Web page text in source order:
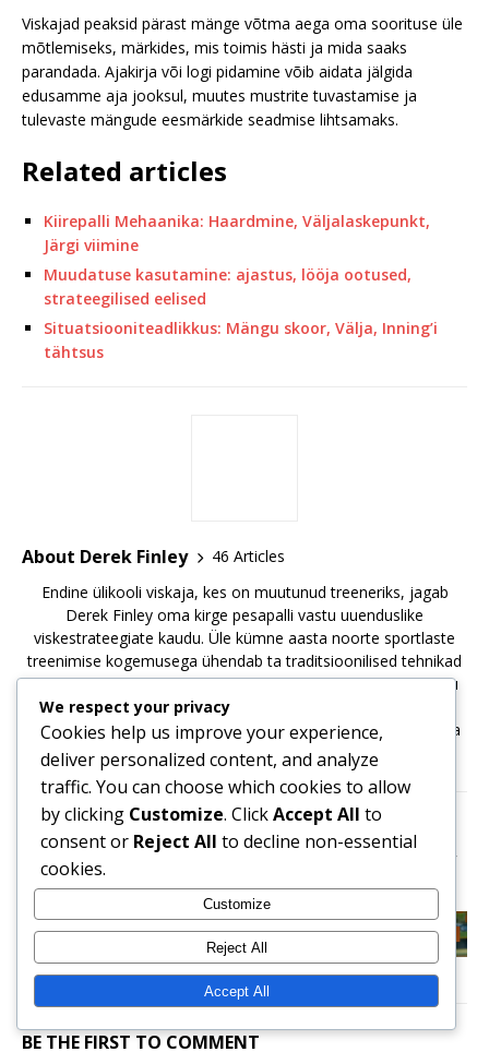
Viskajad peaksid pärast mänge võtma aega oma soorituse üle
mõtlemiseks, märkides, mis toimis hästi ja mida saaks
parandada. Ajakirja või logi pidamine võib aidata jälgida
edusamme aja jooksul, muutes mustrite tuvastamise ja
tulevaste mängude eesmärkide seadmise lihtsamaks.
Related articles
Kiirepalli Mehaanika: Haardmine, Väljalaskepunkt,
Järgi viimine
Muudatuse kasutamine: ajastus, lööja ootused,
strateegilised eelised
Situatsiooniteadlikkus: Mängu skoor, Välja, Inning’i
tähtsus
About Derek Finley
46 Articles
Endine ülikooli viskaja, kes on muutunud treeneriks, jagab
Derek Finley oma kirge pesapalli vastu uuenduslike
viskestrateegiate kaudu. Üle kümne aasta noorte sportlaste
treenimise kogemusega ühendab ta traditsioonilised tehnikad
kaasaegsete analüüsidega, et aidata mängijatel oma mängu
taset tõsta. Kui ta ei viibi väljakul, naudib Derek viskamise
nüansside kirjutamist ja järgmise pesapallistaaride põlvkonna
juhendamist.
PREVIOUS
Käivitustehnikad: Jala tõstmine, Puusa pööramine,
NEXT
Visuaalsed tehnikad pildistajatele: Edu kujutamine,
Pildi teostamine, Situatsiooniteadlikkus
BE THE FIRST TO COMMENT
We respect your privacy
Cookies help us improve your experience,
deliver personalized content, and analyze
traffic. You can choose which cookies to allow
by clicking Customize. ClickAccept All to
consent or Reject All to decline non-essential
cookies.
Customize
Reject All
Accept All